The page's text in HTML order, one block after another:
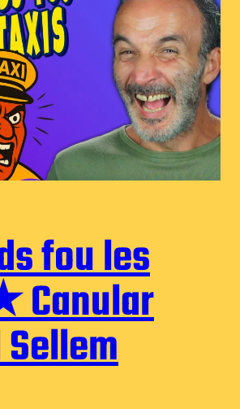
fou les
Canular